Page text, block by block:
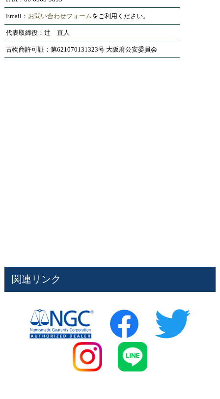
Email： お問い合わせフォームをご利用ください。
代表取締役：辻 直人
古物商許可証：第621070131323号 大阪府公安委員会
関連リンク